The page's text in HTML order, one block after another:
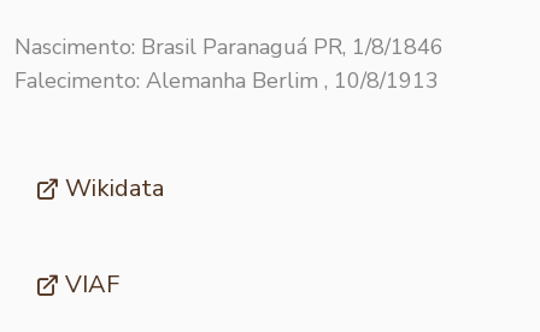
Nascimento: Brasil Paranaguá PR, 1/8/1846
Falecimento: Alemanha Berlim , 10/8/1913
Wikidata
VIAF